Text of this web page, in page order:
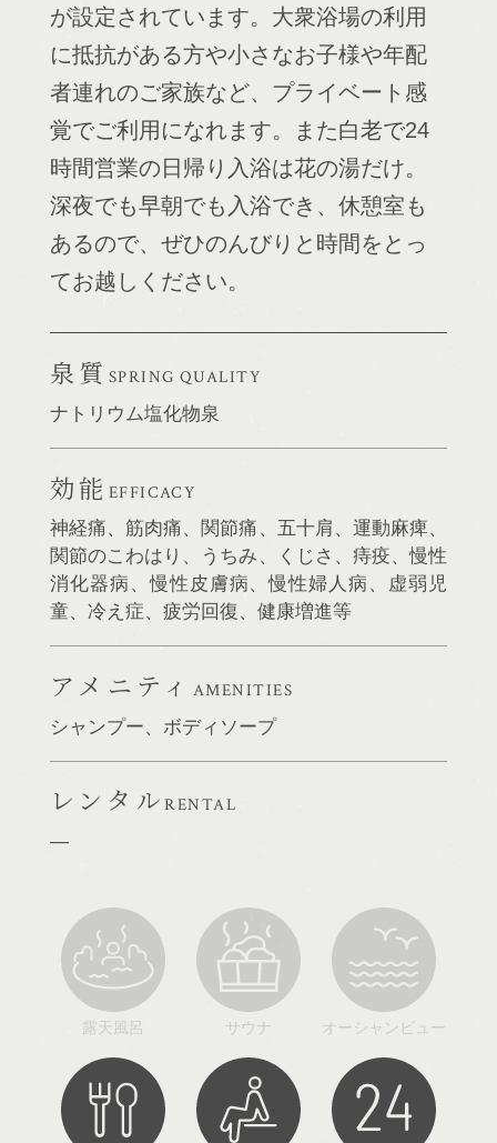
が設定されています。大衆浴場の利用
に抵抗がある方や小さなお子様や年配
者連れのご家族など、プライベート感
覚でご利用になれます。また白老で24
時間営業の日帰り入浴は花の湯だけ。
深夜でも早朝でも入浴でき、休憩室も
あるので、ぜひのんびりと時間をとっ
てお越しください。
泉質 SPRING QUALITY
ナトリウム塩化物泉
効能 EFFICACY
神経痛、筋肉痛、関節痛、五十肩、運動麻痺、
関節のこわはり、うちみ、くじさ、痔疫、慢性
消化器病、慢性皮膚病、慢性婦人病、虚弱児
童、冷え症、疲労回復、健康増進等
アメニティ AMENITIES
シャンプー、ボディソープ
レンタルRENTAL
露天風呂 サウナ オーシャンビュー